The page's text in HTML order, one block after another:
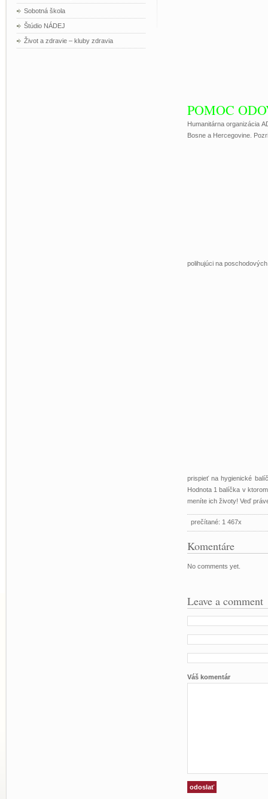
POMOC
Humanitárna organizácia
Bosne a Hercegovine.
polihujúci na
prispieť na hygienické
Hodnota 1 balíčka v
meníte ich životy! Veď
prečítané: 1 467x
Komentáre
No comments yet.
Leave a comment
Váš komentár
Sobotná škola
Štúdio NÁDEJ
Život a zdravie – kluby zdravia